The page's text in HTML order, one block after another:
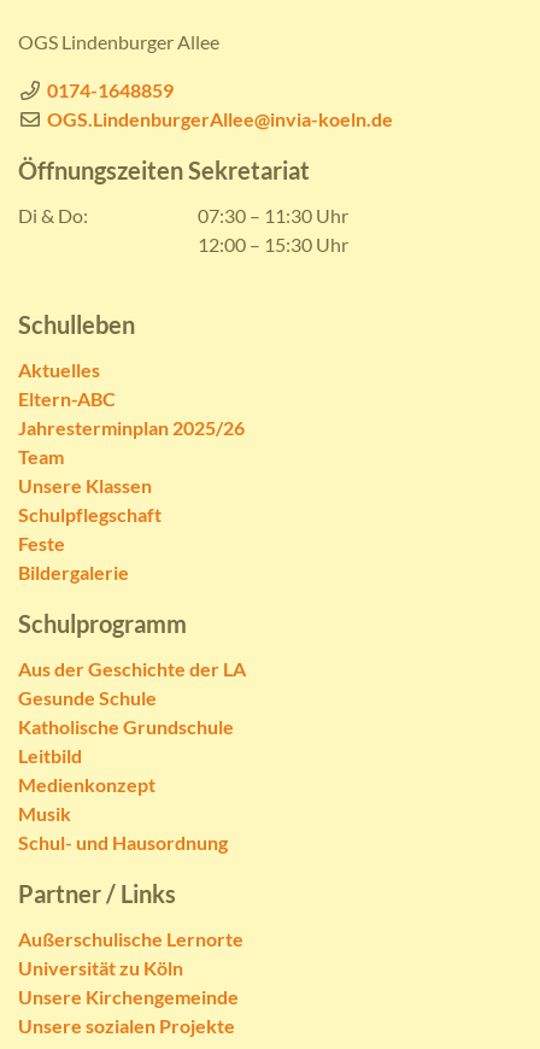
OGS Lindenburger Allee
0174-1648859
OGS.LindenburgerAllee@invia-koeln.de
Öffnungszeiten Sekretariat
Di & Do:
07:30 – 11:30 Uhr
12:00 – 15:30 Uhr
Schulleben
Aktuelles
Eltern-ABC
Jahresterminplan 2025/26
Team
Unsere Klassen
Schulpflegschaft
Feste
Bildergalerie
Schulprogramm
Aus der Geschichte der LA
Gesunde Schule
Katholische Grundschule
Leitbild
Medienkonzept
Musik
Schul- und Hausordnung
Partner / Links
Außerschulische Lernorte
Universität zu Köln
Unsere Kirchengemeinde
Unsere sozialen Projekte